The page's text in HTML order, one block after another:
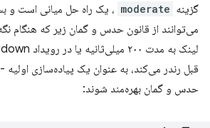
گزینه moderate ، یک راه حل میانی است و
می‌توانند از قانون حدس و گمان زیر که هنگام
قبل رندر می‌کند، به عنوان یک پیاده‌سازی اولیه -
حدس و گمان بهره‌مند شوند: